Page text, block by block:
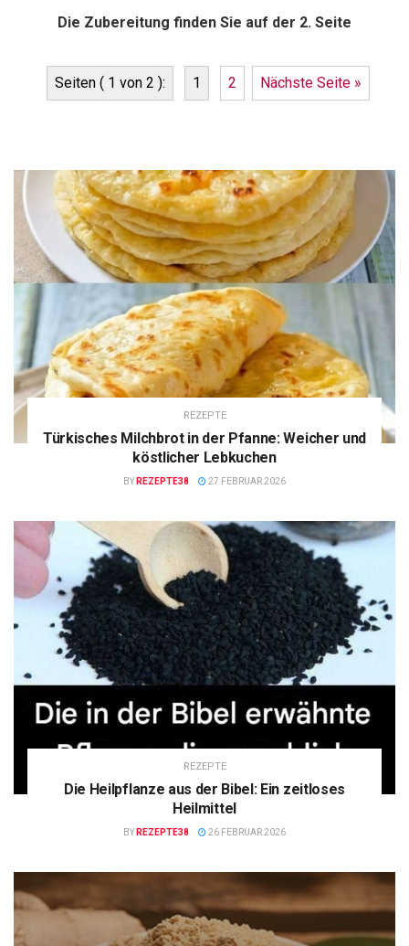
Die Zubereitung finden Sie auf der 2. Seite
Seiten ( 1 von 2 ): 1 2 Nächste Seite »
REZEPTE
Türkisches Milchbrot in der Pfanne: Weicher und
köstlicher Lebkuchen
BY REZEPTE38 27 FEBRUAR 2026
REZEPTE
Die Heilpflanze aus der Bibel: Ein zeitloses
Heilmittel
BY REZEPTE38 26 FEBRUAR 2026